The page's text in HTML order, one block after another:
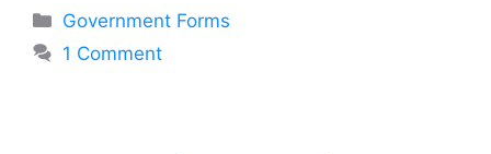
Categories
Government Forms
1 Comment